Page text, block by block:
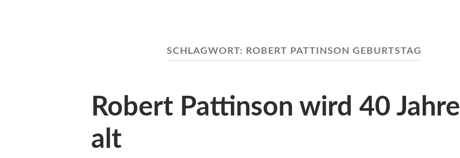
SCHLAGWORT: ROBERT PATTINSON GEBURTSTAG
Robert Pattinson wird 40 Jahre
alt